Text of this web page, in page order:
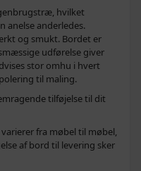
hvilket
anelse anderledes.
og smukt. Bordet er
udførelse giver
stor omhu i hvert
til maling.
tilføjelse til dit
fra møbel til møbel,
af bord til levering sker